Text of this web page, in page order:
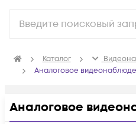
Каталог
Аналоговое
Аналоговое